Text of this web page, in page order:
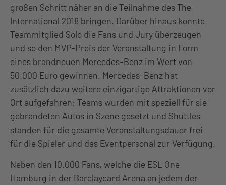
großen Schritt näher an die Teilnahme des The
International 2018 bringen. Darüber hinaus konnte
Teammitglied Solo die Fans und Jury überzeugen
und so den MVP-Preis der Veranstaltung in Form
eines brandneuen Mercedes-Benz im Wert von
50.000 Euro gewinnen. Mercedes-Benz hat
zusätzlich dazu weitere einzigartige Attraktionen vor
Ort aufgefahren: Teams wurden mit speziell für sie
gebrandeten Autos in Szene gesetzt und Shuttles
standen für die gesamte Veranstaltungsdauer frei
für die Spieler und das Eventpersonal zur Verfügung.
Neben den 10.000 Fans, welche die ESL One
Hamburg in der Barclaycard Arena an jedem der